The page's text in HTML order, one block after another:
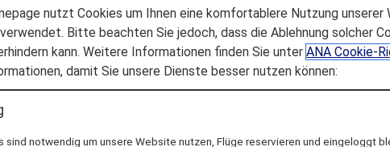
Buchen Codeshare-Flüge Brussels Airlines (SN)
Informationen für Brussels
nutzt Cookies um Ihnen eine komfortablere Nutzung
Bitte beachten Sie jedoch, dass die Ablehnung solcher
kann. Weitere Informationen finden Sie unterANA Cookie-
damit Sie unsere Dienste besser nutzen können:
sind notwendig um unsere Website nutzen, Flüge reservieren und eingeloggt